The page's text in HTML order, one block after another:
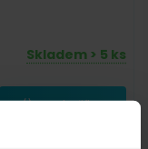
Skladem > 5 ks
Do košíku